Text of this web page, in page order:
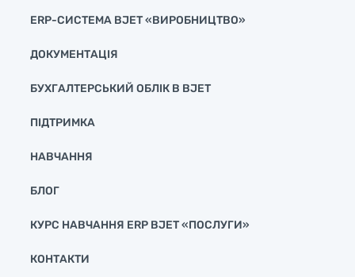
ERP-СИСТЕМА BJET «ВИРОБНИЦТВО»
ДОКУМЕНТАЦІЯ
БУХГАЛТЕРСЬКИЙ ОБЛІК В BJET
ПІДТРИМКА
НАВЧАННЯ
БЛОГ
КУРС НАВЧАННЯ ERP BJET «ПОСЛУГИ»
КОНТАКТИ